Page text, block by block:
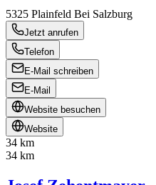
5325 Plainfeld Bei Salzburg
Jetzt anrufen
Telefon
E-Mail schreiben
E-Mail
Website besuchen
Website
34 km
34 km